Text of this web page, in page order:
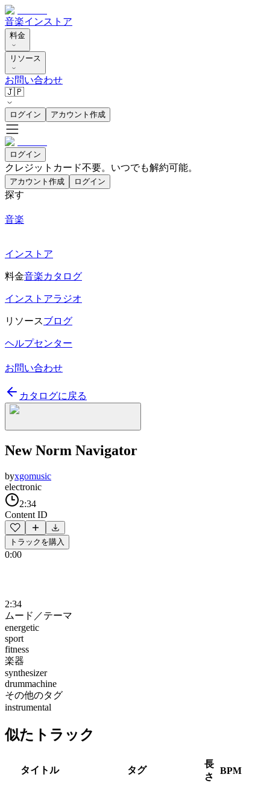
音楽インストア
料金
リソース
お問い合わせ
🇯🇵
ログイン アカウント作成
ログイン
クレジットカード不要。いつでも解約可能。
アカウント作成 ログイン
探す
音楽
インストア
料金音楽カタログ
インストアラジオ
リソースブログ
ヘルプセンター
お問い合わせ
カタログに戻る
New Norm Navigator
byxgomusic
electronic
2:34
Content ID
トラックを購入
0:00
2:34
ムード／テーマ
energetic
sport
fitness
楽器
synthesizer
drummachine
その他のタグ
instrumental
似たトラック
タイトル タグ
長
さ
BPM